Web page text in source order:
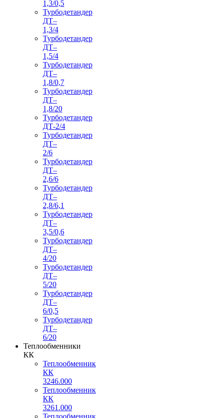
1,3/0,5
Турбодетандер
ДТ–
1,3/4
Турбодетандер
ДТ–
1,5/4
Турбодетандер
ДТ–
1,8/0,7
Турбодетандер
ДТ–
1,8/20
Турбодетандер
ДТ-2/4
Турбодетандер
ДТ–
2/6
Турбодетандер
ДТ–
2,6/6
Турбодетандер
ДТ–
2,8/6,1
Турбодетандер
ДТ–
3,5/0,6
Турбодетандер
ДТ–
4/20
Турбодетандер
ДТ–
5/20
Турбодетандер
ДТ–
6/0,5
Турбодетандер
ДТ–
6/20
Теплообменники
КК
Теплообменник
КК
3246.000
Теплообменник
КК
3261.000
Теплообменник